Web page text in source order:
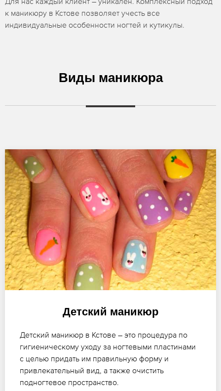
к маникюру в Кстове позволяет учесть все
индивидуальные особенности ногтей и кутикулы.
Виды маникюра
Детский маникюр
Детский маникюр в Кстове – это процедура по
гигиеническому уходу за ногтевыми пластинами
с целью придать им правильную форму и
привлекательный вид, а также очистить
подногтевое пространство.